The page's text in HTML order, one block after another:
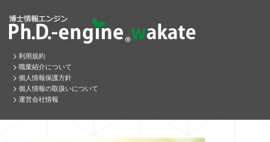
利用規約
職業紹介について
個人情報保護方針
個人情報の取扱いについて
運営会社情報